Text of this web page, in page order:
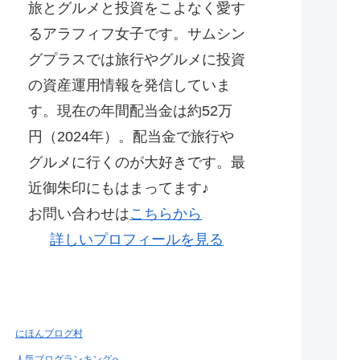
旅とグルメと投資をこよなく愛す
るアラフィフ女子です。サムシン
グプラスでは旅行やグルメに投資
の資産運用情報を発信していま
す。現在の年間配当金は約52万
円（2024年）。配当金で旅行や
グルメに行くのが大好きです。最
近御朱印にもはまってます♪
お問い合わせはこちらから
詳しいプロフィールを見る
にほんブログ村